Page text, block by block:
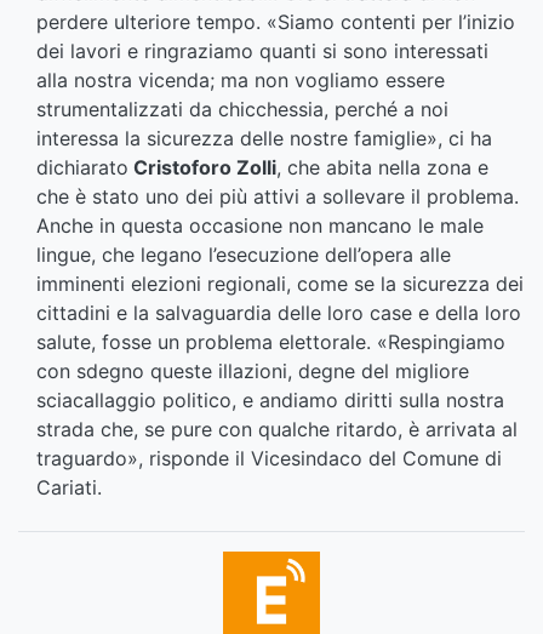
perdere ulteriore tempo. «Siamo contenti per l’inizio
dei lavori e ringraziamo quanti si sono interessati
alla nostra vicenda; ma non vogliamo essere
strumentalizzati da chicchessia, perché a noi
interessa la sicurezza delle nostre famiglie», ci ha
dichiarato Cristoforo Zolli, che abita nella zona e
che è stato uno dei più attivi a sollevare il problema.
Anche in questa occasione non mancano le male
lingue, che legano l’esecuzione dell’opera alle
imminenti elezioni regionali, come se la sicurezza dei
cittadini e la salvaguardia delle loro case e della loro
salute, fosse un problema elettorale. «Respingiamo
con sdegno queste illazioni, degne del migliore
sciacallaggio politico, e andiamo diritti sulla nostra
strada che, se pure con qualche ritardo, è arrivata al
traguardo», risponde il Vicesindaco del Comune di
Cariati.